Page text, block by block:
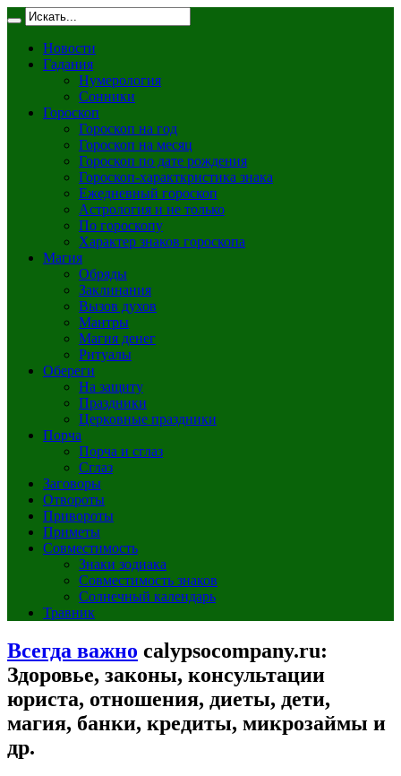
Новости
Гадания
Нумерология
Сонники
Гороскоп
Гороскоп на год
Гороскоп на месяц
Гороскоп по дате рождения
Гороскоп-характкристика знака
Ежедневный гороскоп
Астрология и не только
По гороскопу
Характер знаков гороскопа
Магия
Обряды
Заклинания
Вызов духов
Мантры
Магия денег
Ритуалы
Обереги
На защиту
Праздники
Церковные праздники
Порча
Порча и сглаз
Сглаз
Заговоры
Отвороты
Привороты
Приметы
Совместимость
Знаки зодиака
Совместимость знаков
Солнечный календарь
Травник
Всегда важно calypsocompany.ru:
Здоровье, законы, консультации
юриста, отношения, диеты, дети,
магия, банки, кредиты, микрозаймы и
др.